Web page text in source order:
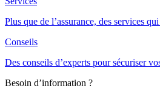
Plus que de l’assurance, des services
Conseils
Des conseils d’experts pour sécuriser
Besoin d’information ?